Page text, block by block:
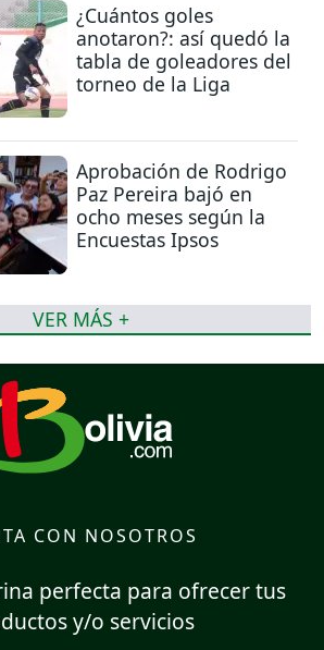
¿Cuántos goles
anotaron?: así quedó la
tabla de goleadores del
torneo de la Liga
Aprobación de Rodrigo
Paz Pereira bajó en
ocho meses según la
Encuestas Ipsos
VER MÁS +
CON NOSOTROS
perfecta para ofrecer tus
y/o servicios